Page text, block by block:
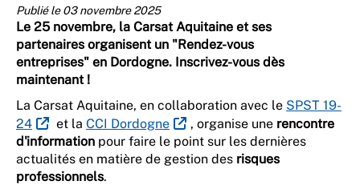
Publié le 03 novembre 2025
Le 25 novembre, la Carsat Aquitaine et ses
partenaires organisent un "Rendez-vous
entreprises" en Dordogne. Inscrivez-vous dès
maintenant !
La Carsat Aquitaine, en collaboration avec le SPST 19-
24
et la CCI Dordogne , organise une rencontre
d'information pour faire le point sur les dernières
actualités en matière de gestion des risques
professionnels.